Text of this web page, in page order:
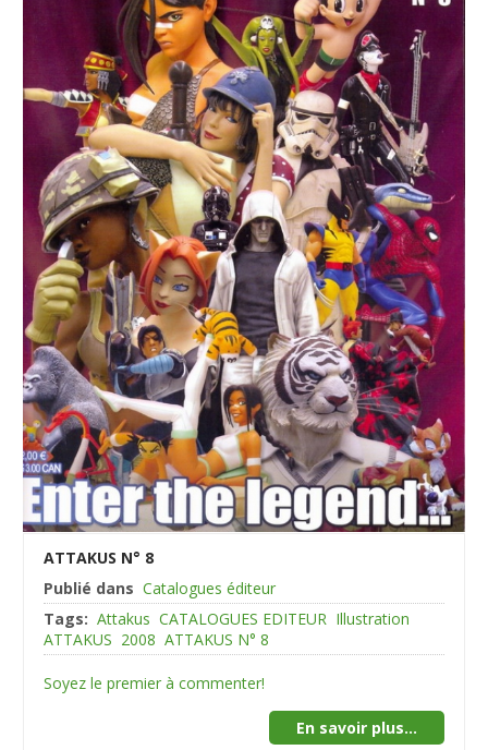
ATTAKUS N° 8
Publié dans Catalogues éditeur
Tags: Attakus CATALOGUES EDITEUR Illustration
ATTAKUS 2008 ATTAKUS N° 8
Soyez le premier à commenter!
En savoir plus...